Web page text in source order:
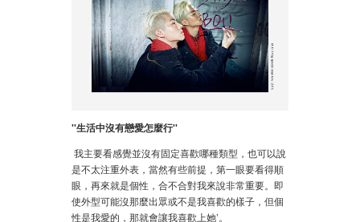
''生活中沒有戀愛怎麼行''
我主要看感覺並沒有固定喜歡哪種類型，也可以說
是不太注重外表，當然有些前提，第一眼要看得順
眼，再來就是個性，合不合對我來說非常重要。即
使外型可能沒那麼出眾或不是我喜歡的樣子，但個
性是我愛的，那就會讓我喜歡上她’。